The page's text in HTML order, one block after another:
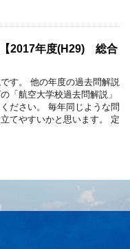
2017年度(H29) 総合
す。 他の年度の過去問解説
「航空大学校過去問解説」
ださい。 毎年同じような問
てやすいかと思います。 定